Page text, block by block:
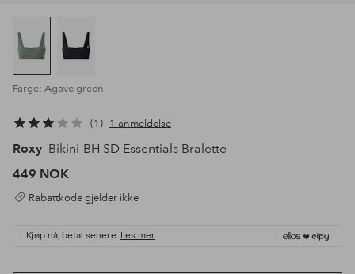
Farge: Agave green
1 1 anmeldelse
Roxy Bikini-BH SD Essentials Bralette
449 NOK
Rabattkode gjelder ikke
Kjøp nå, betal senere. Les mer